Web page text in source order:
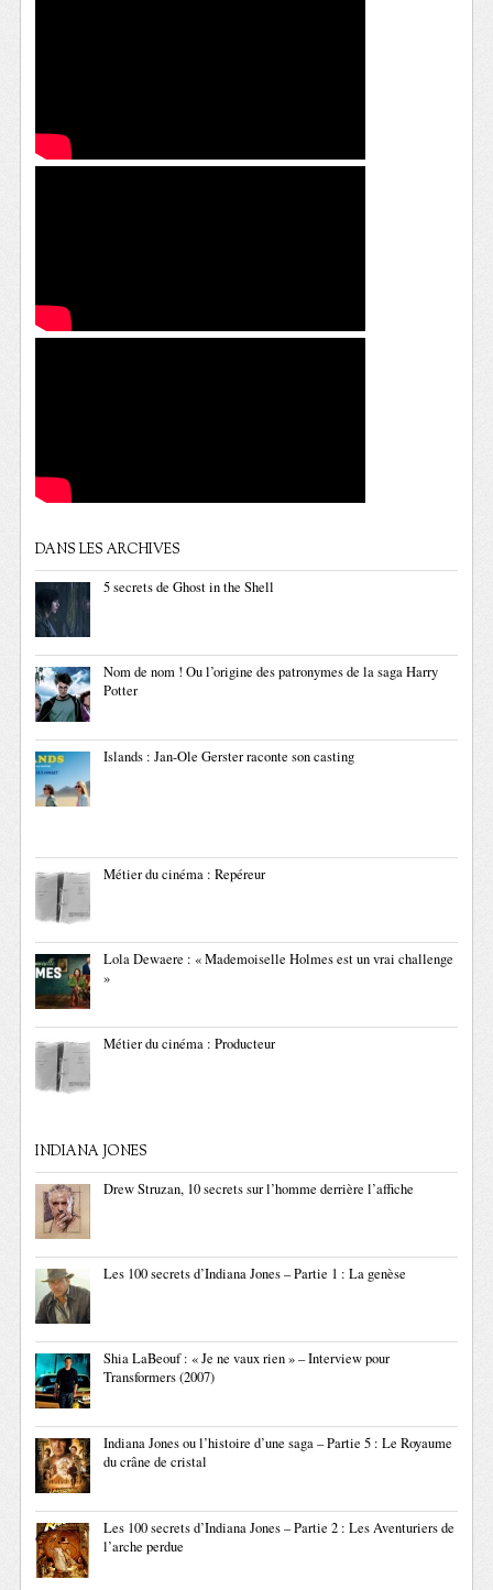
DANS LES ARCHIVES
5 secrets de Ghost in the Shell
Nom de nom ! Ou l’origine des patronymes de la saga Harry
Potter
Islands : Jan-Ole Gerster raconte son casting
Métier du cinéma : Repéreur
Lola Dewaere : « Mademoiselle Holmes est un vrai challenge
»
Métier du cinéma : Producteur
INDIANA JONES
Drew Struzan, 10 secrets sur l’homme derrière l’affiche
Les 100 secrets d’Indiana Jones – Partie 1 : La genèse
Shia LaBeouf : « Je ne vaux rien » – Interview pour
Transformers (2007)
Indiana Jones ou l’histoire d’une saga – Partie 5 : Le Royaume
du crâne de cristal
Les 100 secrets d’Indiana Jones – Partie 2 : Les Aventuriers de
l’arche perdue